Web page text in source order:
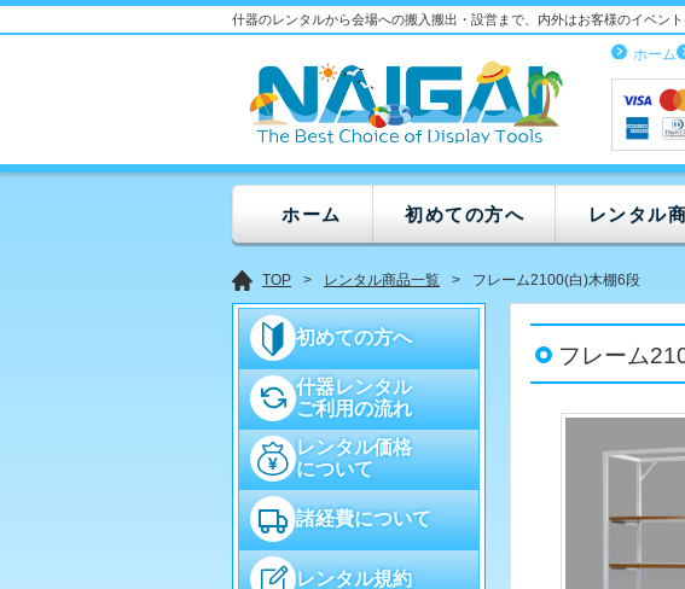
什器のレンタルから会場への搬入搬出・設営まで、内外はお客様のイベン
ホーム
ホーム 初めての方へ レンタル
TOP レンタル商品一覧 フレーム2100(白)木棚6段
フレーム
初めての方へ
什器レンタル
ご利用の流れ
レンタル価格
について
諸経費について
レンタル規約